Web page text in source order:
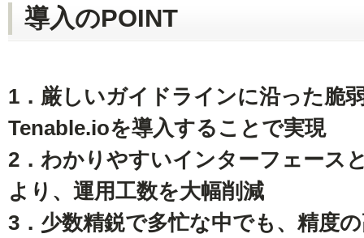
導入のPOINT
1．厳しいガイドラインに沿った脆
Tenable.ioを導入することで実現
2．わかりやすいインターフェース
より、運用工数を大幅削減
3．少数精鋭で多忙な中でも、精度